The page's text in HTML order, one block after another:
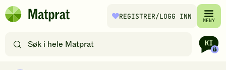
Hopp til hovedinnhold
Matprat
REGISTRER/LOGG INN MENY
etter